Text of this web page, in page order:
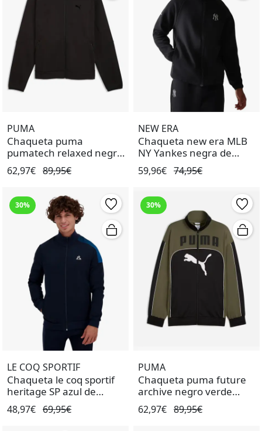
PUMA
Chaqueta puma
pumatech relaxed negro
de hombre.
62,97€ 89,95€
NEW ERA
Chaqueta new era MLB
NY Yankes negra de
hombre.
59,96€ 74,95€
30%
LE COQ SPORTIF
Chaqueta le coq sportif
heritage SP azul de
hombre.
48,97€ 69,95€
30%
PUMA
Chaqueta puma future
archive negro verde
unisex.
62,97€ 89,95€